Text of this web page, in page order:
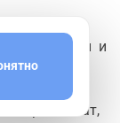
и
сорт Таннат,